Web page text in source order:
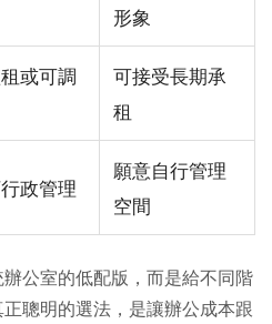
形象
或可調
可接受長期承
租
政管理
願意自行管理
空間
公室的低配版，而是給不同階
聰明的選法，是讓辦公成本跟